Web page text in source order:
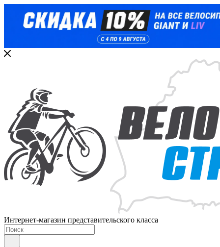
Интернет-магазин представительского класса